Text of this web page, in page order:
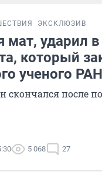
ЭКСКЛЮЗИВ
мат, ударил
который
ученого РАН
скончался после
5 068 27